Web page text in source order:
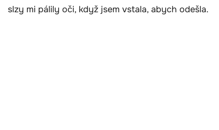
slzy mi pálily oči, když jsem vstala, abych odešla.